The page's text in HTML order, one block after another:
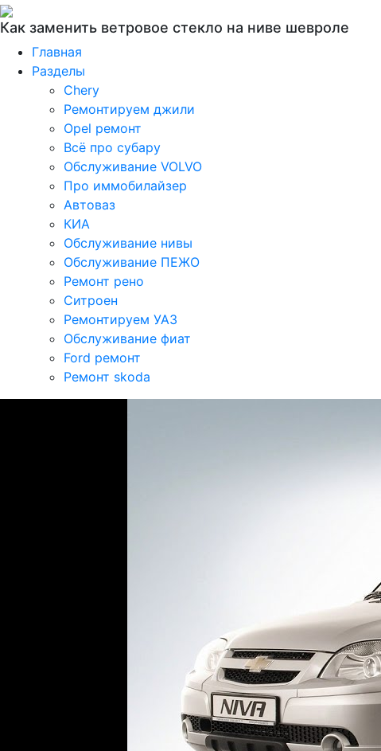
Как заменить ветровое стекло на ниве шевроле
Главная
Разделы
Chery
Ремонтируем джили
Opel ремонт
Всё про субару
Обслуживание VOLVO
Про иммобилайзер
Автоваз
КИА
Обслуживание нивы
Обслуживание ПЕЖО
Ремонт рено
Ситроен
Ремонтируем УАЗ
Обслуживание фиат
Ford ремонт
Ремонт skoda